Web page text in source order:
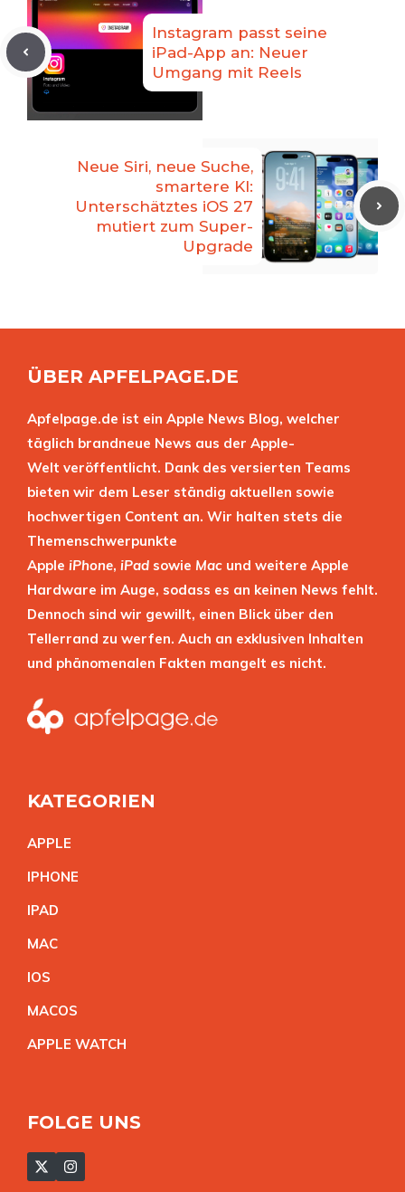
Instagram passt seine
iPad-App an: Neuer
Umgang mit Reels
Neue Siri, neue Suche,
smartere KI:
Unterschätztes iOS 27
mutiert zum Super-
Upgrade
ÜBER APFELPAGE.DE
Apfelpage.de ist ein Apple News Blog, welcher
täglich brandneue News aus der Apple-
Welt veröffentlicht. Dank des versierten Teams
bieten wir dem Leser ständig aktuellen sowie
hochwertigen Content an. Wir halten stets die
Themenschwerpunkte
Apple iPhone, iPad sowie Mac und weitere Apple
Hardware im Auge, sodass es an keinen News fehlt.
Dennoch sind wir gewillt, einen Blick über den
Tellerrand zu werfen. Auch an exklusiven Inhalten
und phänomenalen Fakten mangelt es nicht.
KATEGORIEN
APPLE
IPHONE
IPAD
MAC
IOS
MACOS
APPLE WATCH
FOLGE UNS